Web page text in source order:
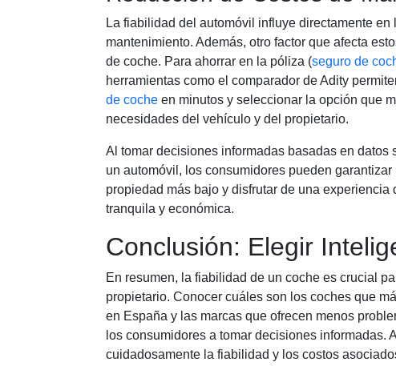
La fiabilidad del automóvil influye directamente en
mantenimiento. Además, otro factor que afecta
de coche. Para ahorrar en la póliza (seguro de
herramientas como el comparador de Adity
de coche en minutos y seleccionar la opción que
necesidades del vehículo y del propietario.
Al tomar decisiones informadas basadas en datos
un automóvil, los consumidores pueden garantizar
propiedad más bajo y disfrutar de una experiencia
tranquila y económica.
Conclusión: Elegir
En resumen, la fiabilidad de un coche es crucial
propietario. Conocer cuáles son los coches que
en España y las marcas que ofrecen menos
los consumidores a tomar decisiones informadas.
cuidadosamente la fiabilidad y los costos